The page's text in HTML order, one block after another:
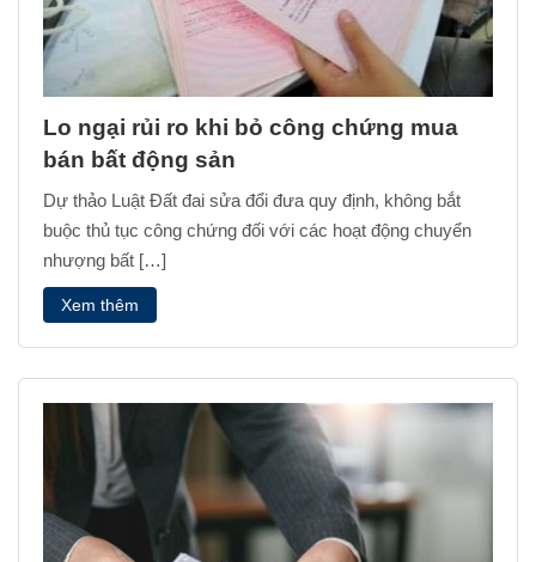
Lo ngại rủi ro khi bỏ công chứng mua
bán bất động sản
Dự thảo Luật Đất đai sửa đổi đưa quy định, không bắt
buộc thủ tục công chứng đối với các hoạt động chuyển
nhượng bất […]
Xem thêm